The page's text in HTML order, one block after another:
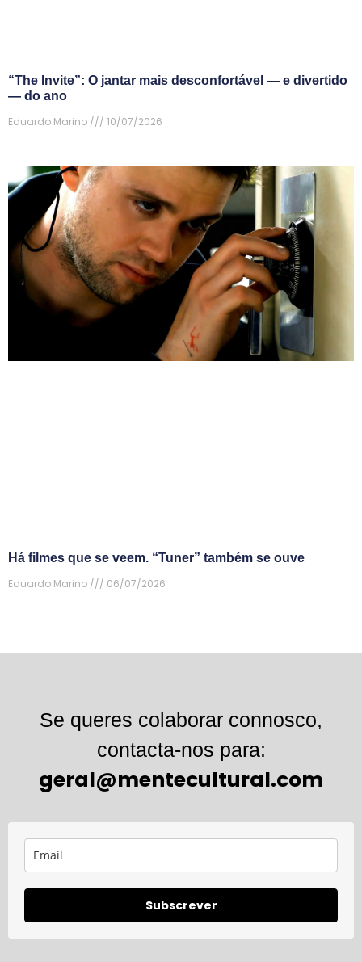
“The Invite”: O jantar mais desconfortável — e divertido
— do ano
Eduardo Marino
10/07/2026
Há filmes que se veem. “Tuner” também se ouve
Eduardo Marino
06/07/2026
Se queres colaborar connosco,
contacta-nos para:
geral@mentecultural.com
Subscrever